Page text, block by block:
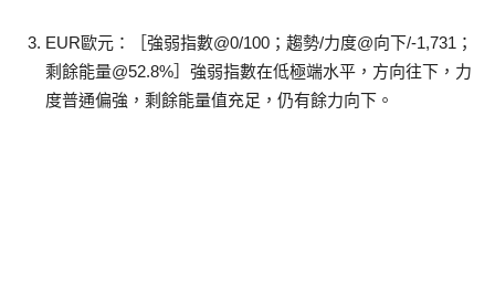
EUR歐元：［強弱指數@0/100；趨勢/力度@向下/-1,731；
剩餘能量@52.8%］強弱指數在低極端水平，方向往下，力
度普通偏強，剩餘能量值充足，仍有餘力向下。